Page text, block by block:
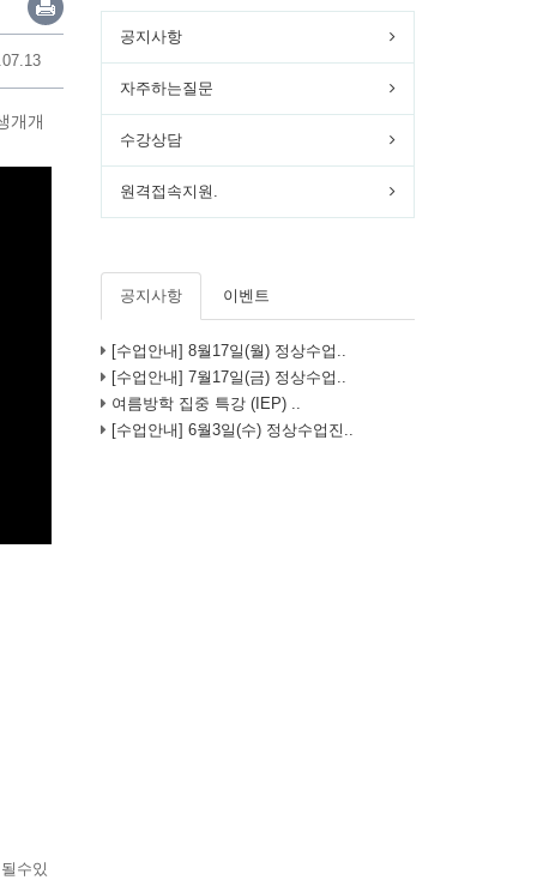
개개
수있
공지사항
자주하는질문
수강상담
원격접속지원.
공지사항 이벤트
[수업안내] 8월17일(월) 정상수업..
[수업안내] 7월17일(금) 정상수업..
여름방학 집중 특강 (IEP) ..
[수업안내] 6월3일(수) 정상수업진..